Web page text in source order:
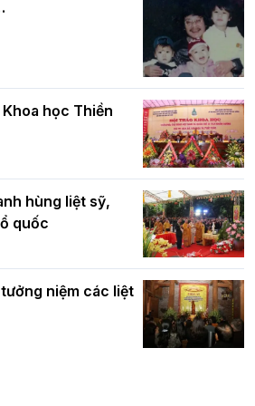
học Thiền
hùng liệt sỹ,
quốc
niệm các liệt